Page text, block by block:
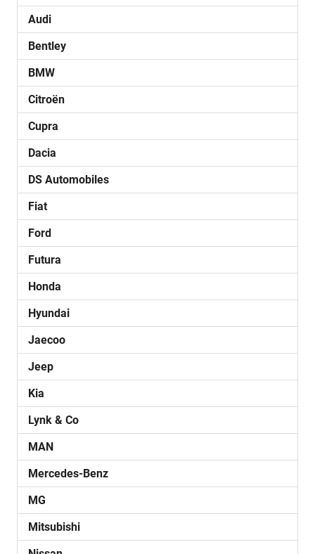
Audi
Bentley
BMW
Citroën
Cupra
Dacia
DS Automobiles
Fiat
Ford
Futura
Honda
Hyundai
Jaecoo
Jeep
Kia
Lynk & Co
MAN
Mercedes-Benz
MG
Mitsubishi